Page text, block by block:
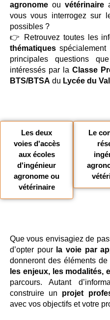
agronome ou vétérinaire
vous vous interrogez sur
possibles ?
👉 Retrouvez toutes les
thématiques
principales questions
intéressés par la Classe
BTS/BTSA du Lycée du
Les deux
voies d'accès
aux écoles
d'ingénieur
agronome ou
vétérinaire
Le
Que vous envisagiez de
d’opter pour la voie par
donneront des éléments
les enjeux, les modalités,
parcours. Autant
construire un projet
avec vos objectifs et votre